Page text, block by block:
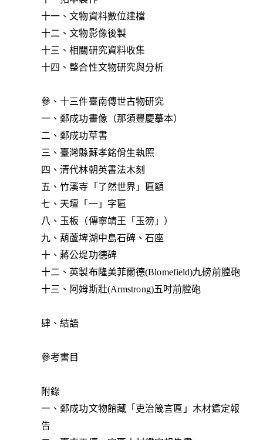
十一、文物資料數位建檔
十二、文物影像後製
十三、相關研究資料收集
十四、整合性文物研究與分析
參、十三件臺南傳世古物研究
一、鄭成功畫像（那須豐慶摹本）
二、鄭成功草書
三、臺灣縣蘇孝銘佾生執照
四、清代林朝英書法木刻
五、竹溪寺「了然世界」匾額
七、天壇「一」字匾
八、玉板（傳寧靖王「玉笏」）
九、葫蘆埤湖中島石碑、石座
十、蔣公堤功德碑
十二、英製布隆美菲爾德(Blomefield)九磅前膛砲
十三、阿姆斯壯(Armstrong)五吋前膛砲
肆、結語
參考書目
附錄
一、鄭成功文物館藏「吏治箴言匾」木材鑑定報
告